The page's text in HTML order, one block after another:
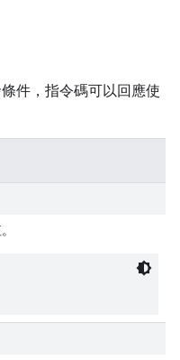
件，指令碼可以回應使